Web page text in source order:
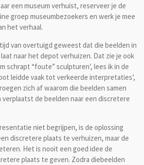
een museum verhuist, reserveer je de
groep museumbezoekers en werk je mee
het verhaal.
van overtuigd geweest dat die beelden in
naar het depot verhuizen. Dat zie je ook
schrapt “foute” sculpturen’, lees ik in de
leidde vaak tot verkeerde interpretaties’,
zich af waarom die beelden samen
de beelden naar een discretere
niet begrijpen, is de oplossing
discretere plaats te verhuizen, maar de
Het is nooit een goed idee de
plaats te geven. Zodra diebeelden